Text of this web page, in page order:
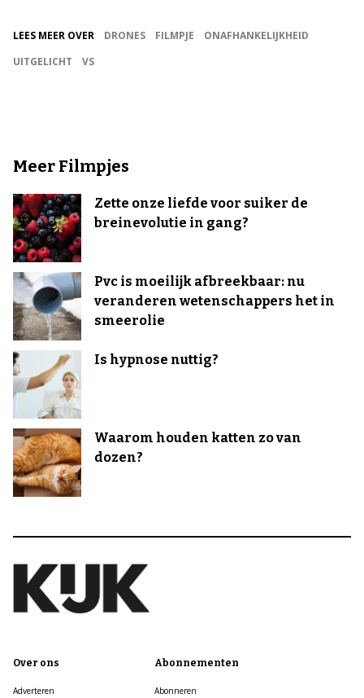
LEES MEER OVER DRONES FILMPJE
ONAFHANKELIJKHEID
UITGELICHT
VS
Meer Filmpjes
Zette onze liefde voor suiker de
breinevolutie in gang?
Pvc is moeilijk afbreekbaar: nu
veranderen wetenschappers het in
smeerolie
Is hypnose nuttig?
Waarom houden katten zo van
dozen?
Over ons
Adverteren
Abonnementen
Abonneren